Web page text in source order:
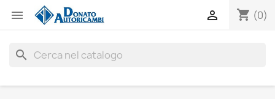
 shopping_cart (0)

search